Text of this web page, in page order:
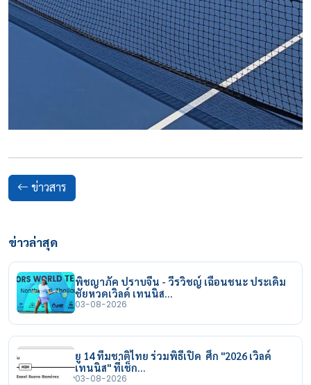
ข่าวสาร
ข่าวล่าสุด
พิชญาภัค ปราบจีน - วีรวิชญ์ เฉือนชนะ ประเดิม
ชัยหวดเวิลด์ เทนนิส…
03-08-2026
ยู 14 ทีมชาติไทย ร่วมพิธีเปิด ศึก "2026 เวิลด์
เทนนิส" ที่เช็ก…
03-08-2026